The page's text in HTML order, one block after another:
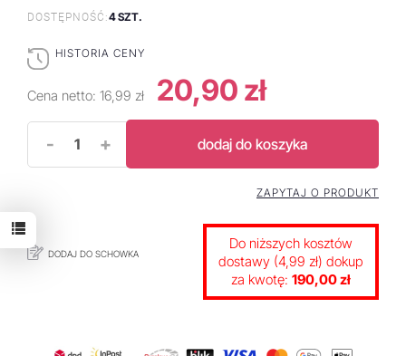
DOSTĘPNOŚĆ:4 SZT.
HISTORIA CENY
Cena netto: 16,99 zł 20,90 zł
- + dodaj do koszyka
DODAJ DO SCHOWKA
ZAPYTAJ O PRODUKT
Do niższych kosztów
dostawy (4,99 zł) dokup
za kwotę: 190,00 zł